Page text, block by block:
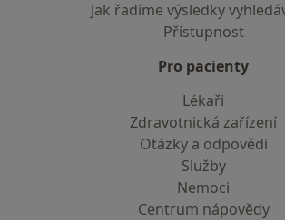
Jak řadíme výsledky
Přístupnost
Pro pacienty
Lékaři
Zdravotnická zařízení
Otázky a odpovědi
Služby
Nemoci
Centrum nápovědy